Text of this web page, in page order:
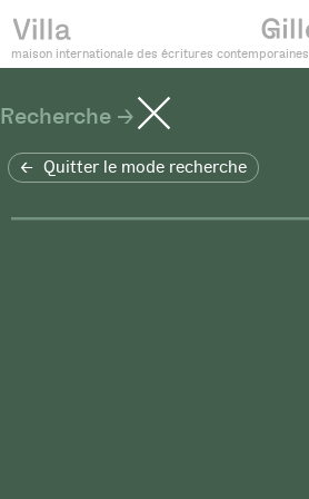
maison internationale des écritures contemporaines
Recherche
Quitter le mode recherche